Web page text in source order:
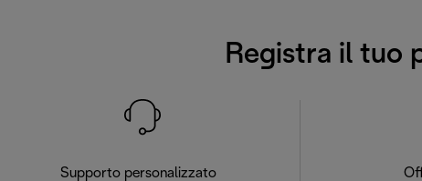
Registra il tuo
Supporto personalizzato